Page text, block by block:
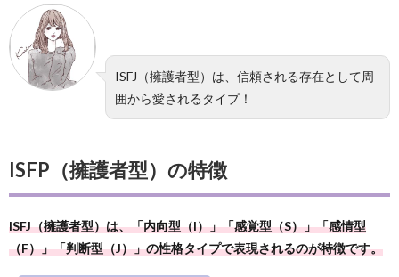
ISFJ（擁護者型）は、信頼される存在として周
囲から愛されるタイプ！
ISFP（擁護者型）の特徴
ISFJ（擁護者型）は、「内向型（I）」「感覚型（S）」「感情型
（F）」「判断型（J）」の性格タイプで表現されるのが特徴です。